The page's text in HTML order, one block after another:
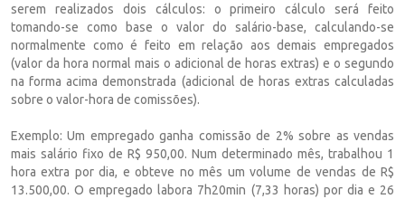
serem realizados dois cálculos: o primeiro cálculo será feito
tomando-se como base o valor do salário-base, calculando-se
normalmente como é feito em relação aos demais empregados
(valor da hora normal mais o adicional de horas extras) e o segundo
na forma acima demonstrada (adicional de horas extras calculadas
sobre o valor-hora de comissões).
Exemplo: Um empregado ganha comissão de 2% sobre as vendas
mais salário fixo de R$ 950,00. Num determinado mês, trabalhou 1
hora extra por dia, e obteve no mês um volume de vendas de R$
13.500,00. O empregado labora 7h20min (7,33 horas) por dia e 26